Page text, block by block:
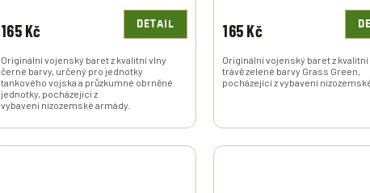
165 Kč DETAIL
Originální vojenský baret z kvalitní vlny
černé barvy, určený pro jednotky
tankového vojska a průzkumné obrněné
jednotky, pocházející z
vybavení nizozemské armády.
165 Kč
Originální vojenský baret z kvalitní
trávě zelené barvy Grass Green,
pocházející z vybavení